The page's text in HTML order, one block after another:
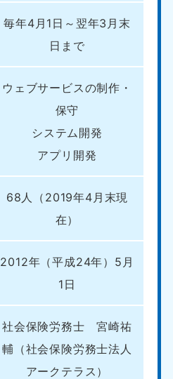
毎年4月1日～翌年3月末
日まで
ウェブサービスの制作・
保守
システム開発
アプリ開発
68人（2019年4月末現
在）
2012年（平成24年）5月
1日
社会保険労務士 宮崎祐
輔（社会保険労務士法人
アークテラス）